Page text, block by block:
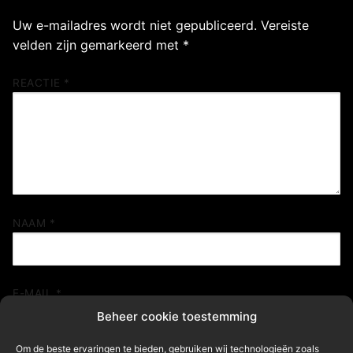
Beheer cookie toestemming
Om de beste ervaringen te bieden, gebruiken wij technologieën zoals
Uw e-mailadres wordt niet gepubliceerd. Vereiste
velden zijn gemarkeerd met *
REACTIE *
NAAM *
E-MAIL*